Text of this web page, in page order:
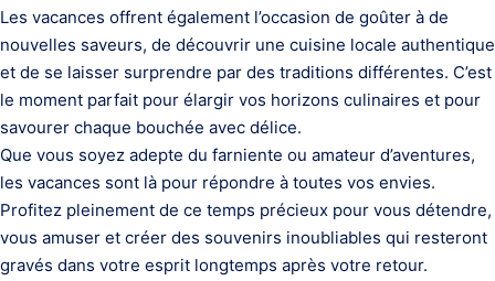
Les vacances offrent également l’occasion de goûter à de
nouvelles saveurs, de découvrir une cuisine locale authentique
et de se laisser surprendre par des traditions différentes. C’est
le moment parfait pour élargir vos horizons culinaires et pour
savourer chaque bouchée avec délice.
Que vous soyez adepte du farniente ou amateur d’aventures,
les vacances sont là pour répondre à toutes vos envies.
Profitez pleinement de ce temps précieux pour vous détendre,
vous amuser et créer des souvenirs inoubliables qui resteront
gravés dans votre esprit longtemps après votre retour.